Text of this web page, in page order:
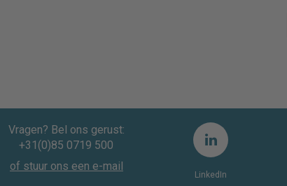
Vragen? Bel ons gerust:
+31(0)85 0719 500
of stuur ons een e-mail
LinkedIn